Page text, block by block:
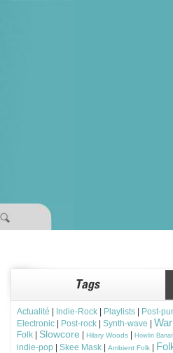
Actualité Indie-Rock Playlists Post-
Electronic
Post-rock Synth-wave
Folk
Slowcore Hilary Woods Howlin
indie-pop
Skee Mask Ambient Folk